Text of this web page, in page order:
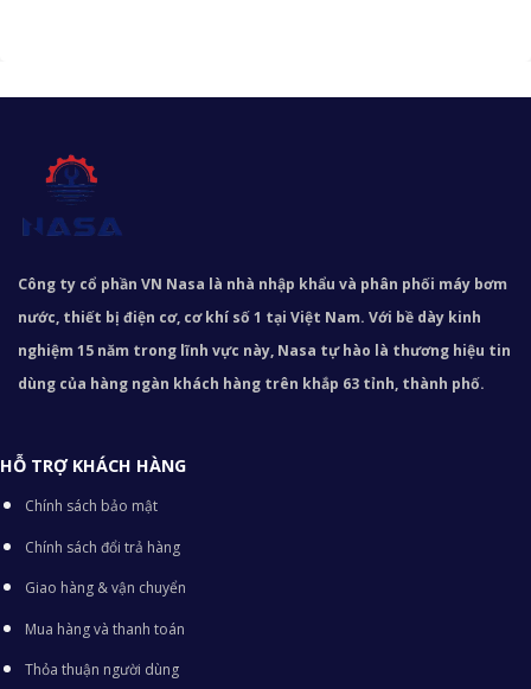
Công ty cổ phần VN Nasa là nhà nhập khẩu và phân phối máy bơm
nước, thiết bị điện cơ, cơ khí số 1 tại Việt Nam. Với bề dày kinh
nghiệm 15 năm trong lĩnh vực này, Nasa tự hào là thương hiệu tin
dùng của hàng ngàn khách hàng trên khắp 63 tỉnh, thành phố.
HỖ TRỢ KHÁCH HÀNG
Chính sách bảo mật
Chính sách đổi trả hàng
Giao hàng & vận chuyển
Mua hàng và thanh toán
Thỏa thuận người dùng